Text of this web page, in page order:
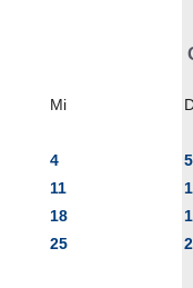
Mi
4
5
11
18
25